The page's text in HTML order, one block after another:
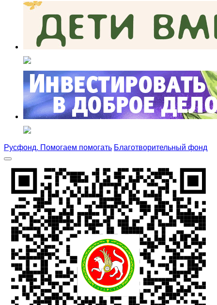
Русфонд. Помогаем помогать Благотворительный фонд